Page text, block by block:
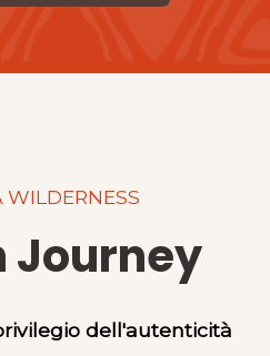
WILDERNESS
Journey
dell'autenticità